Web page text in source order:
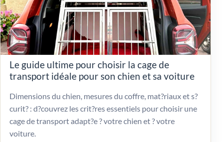
Le guide ultime pour choisir la cage de
transport idéale pour son chien et sa voiture
Dimensions du chien, mesures du coffre, mat?riaux et s?
curit? : d?couvrez les crit?res essentiels pour choisir une
cage de transport adapt?e ? votre chien et ? votre
voiture.